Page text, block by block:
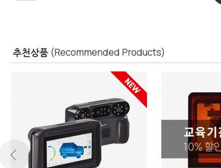
추천상품 (Recommended Products)